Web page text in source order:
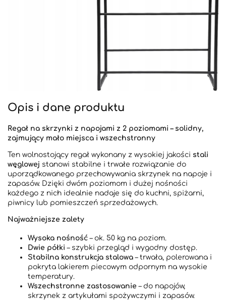
Opis i dane produktu
Regał na skrzynki z napojami z 2 poziomami – solidny,
zajmujący mało miejsca i wszechstronny
Ten wolnostojący regał wykonany z wysokiej jakości stali
węglowej stanowi stabilne i trwałe rozwiązanie do
uporządkowanego przechowywania skrzynek na napoje i
zapasów. Dzięki dwóm poziomom i dużej nośności
każdego z nich idealnie nadaje się do kuchni, spiżarni,
piwnicy lub pomieszczeń sprzedażowych.
Najważniejsze zalety
Wysoka nośność – ok. 50 kg na poziom.
Dwie półki – szybki przegląd i wygodny dostęp.
Stabilna konstrukcja stalowa – trwała, polerowana i
pokryta lakierem piecowym odpornym na wysokie
temperatury.
Wszechstronne zastosowanie – do napojów,
skrzynek z artykułami spożywczymi i zapasów.